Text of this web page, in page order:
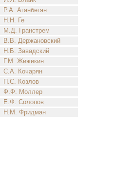
Р.А. Аганбегян
Н.Н. Ге
М.Д. Гранстрем
В.В. Держановский
Н.Б. Завадский
Г.М. Жижикин
С.А. Кочарян
П.С. Козлов
Ф.Ф. Моллер
Е.Ф. Солопов
Н.М. Фридман